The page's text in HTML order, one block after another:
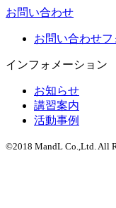
お問い合わせ
お問い合わせフ
インフォメーション
お知らせ
講習案内
活動事例
©2018 MandL Co.,Ltd. All